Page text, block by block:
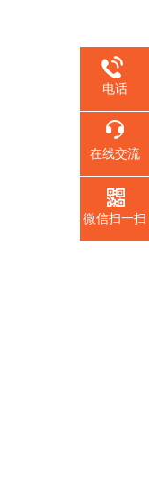
电话
在线交流
微信扫一扫